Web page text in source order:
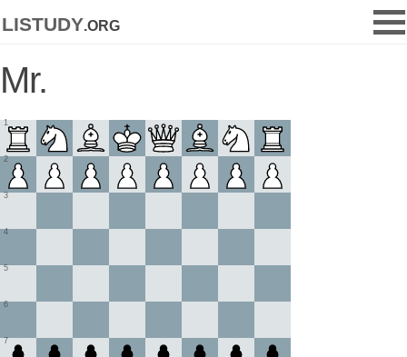
listudy.org
Mr.
1
2
3
4
5
6
7